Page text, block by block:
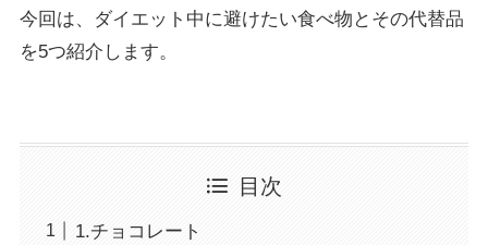
今回は、ダイエット中に避けたい食べ物とその代替品
を5つ紹介します。
目次
1.チョコレート